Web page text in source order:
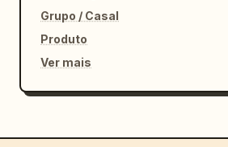
Grupo / Casal
Produto
Ver mais